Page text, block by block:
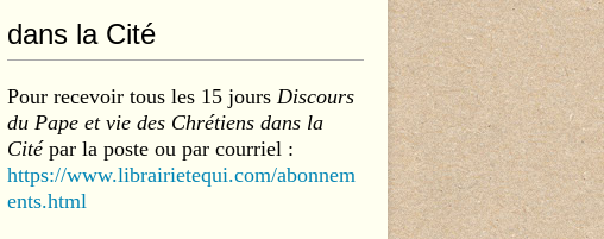
dans la Cité
Pour recevoir tous les 15 jours Discours
du Pape et vie des Chrétiens dans la
Citépar la poste ou par courriel :
https://www.librairietequi.com/abonnem
ents.html